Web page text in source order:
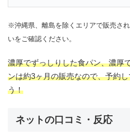
※沖縄県、離島を除くエリアで販売さ
いをご確認ください。
濃厚でずっしりした食パン、濃厚
ンは約3ヶ月の販売なので、予約
う！
ネットの口コミ・反応